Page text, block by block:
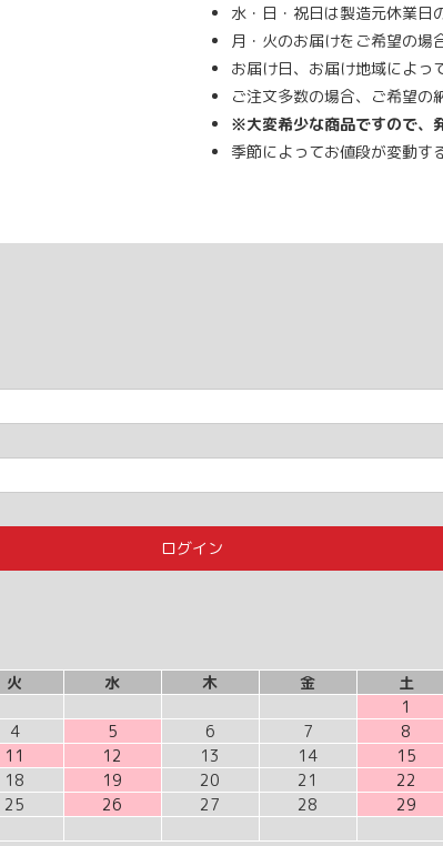
水・日・祝日は製造元休業日
月・火のお届けをご希望の場
お届け日、お届け地域によっ
ご注文多数の場合、ご希望の
※大変希少な商品ですので、
季節によってお値段が変動す
火 水 木 金
土
1
4 5 6 7
8
11 12 13 14
15
18 19 20 21
22
25 26 27 28
29